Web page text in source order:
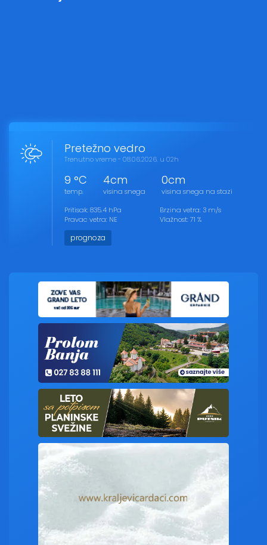
Pretežno vedro
Trenutno vreme - 08.06.2026. u 02h
9 °C
temp.
4cm
visina snega
0cm
visina snega na stazi
Pritisak: 835.4 hPa
Pravac vetra: NE
Brzina vetra: 3 m/s
Vlažnost: 71 %
prognoza